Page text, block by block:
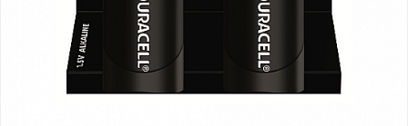
Aplice LED
Baterii Zinc-Aer